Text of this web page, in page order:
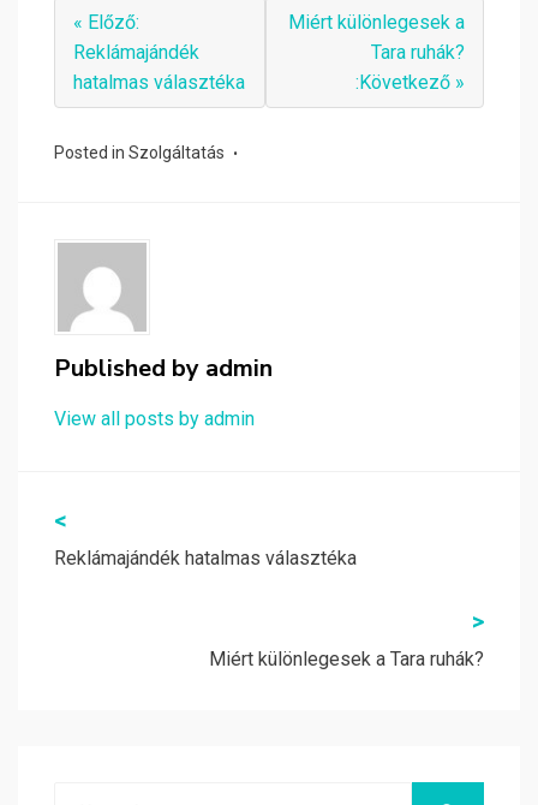
« Előző:
Reklámajándék
hatalmas választéka
Miért különlegesek a
Tara ruhák?
:Következő »
Posted in Szolgáltatás
Published by admin
View all posts by admin
Bejegyzés
navigáció
<
Reklámajándék hatalmas választéka
>
Miért különlegesek a Tara ruhák?